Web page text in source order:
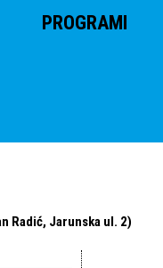
PROGRAMI
Radić, Jarunska ul. 2)